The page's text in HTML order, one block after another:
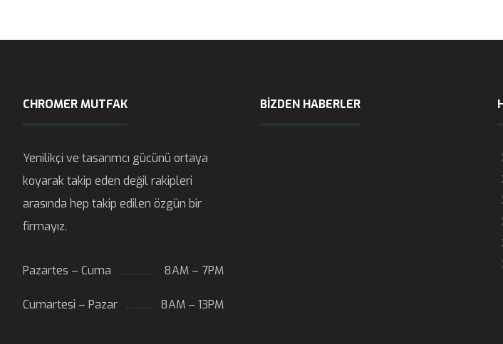
CHROMER MUTFAK
Yenilikçi ve tasarımcı gücünü ortaya
koyarak takip eden değil rakipleri
arasında hep takip edilen özgün bir
firmayız.
Pazartes – Cuma 8AM – 7PM
Cumartesi – Pazar 8AM – 13PM
BIZDEN HABERLER